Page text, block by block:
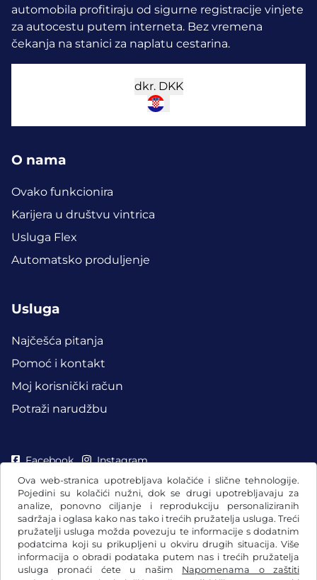
Ova web-stranica upotrebljava kolačiće i slične tehnologije.
Pojedini su kolačići nužni, dok se drugi upotrebljavaju za
analize, ponovno ciljanje i reprodukciju personaliziranih
sadržaja i oglasa kako nas tako i trećih pružatelja usluga. Treći
pružatelji usluga možda povezuju te informacije s dodatnim
podatcima koji su prikupljeni u okviru drugih situacija. Više
informacija o obradi podataka putem nas i trećih pružatelja
usluga pronaći ćete u našim Napomenama o zaštiti
automobila profitiraju od sigurne registracije vinjete
za autocestu putem interneta. Bez vremena
čekanja na stanici za naplatu cestarina.
dkr. DKK
O nama
Ovako funkcionira
Karijera u društvu vintrica
Usluga Flex
Automatsko produljenje
Usluga
Najčešća pitanja
Pomoć i kontakt
Moj korisnički račun
Potraži narudžbu
Facebook Instagram